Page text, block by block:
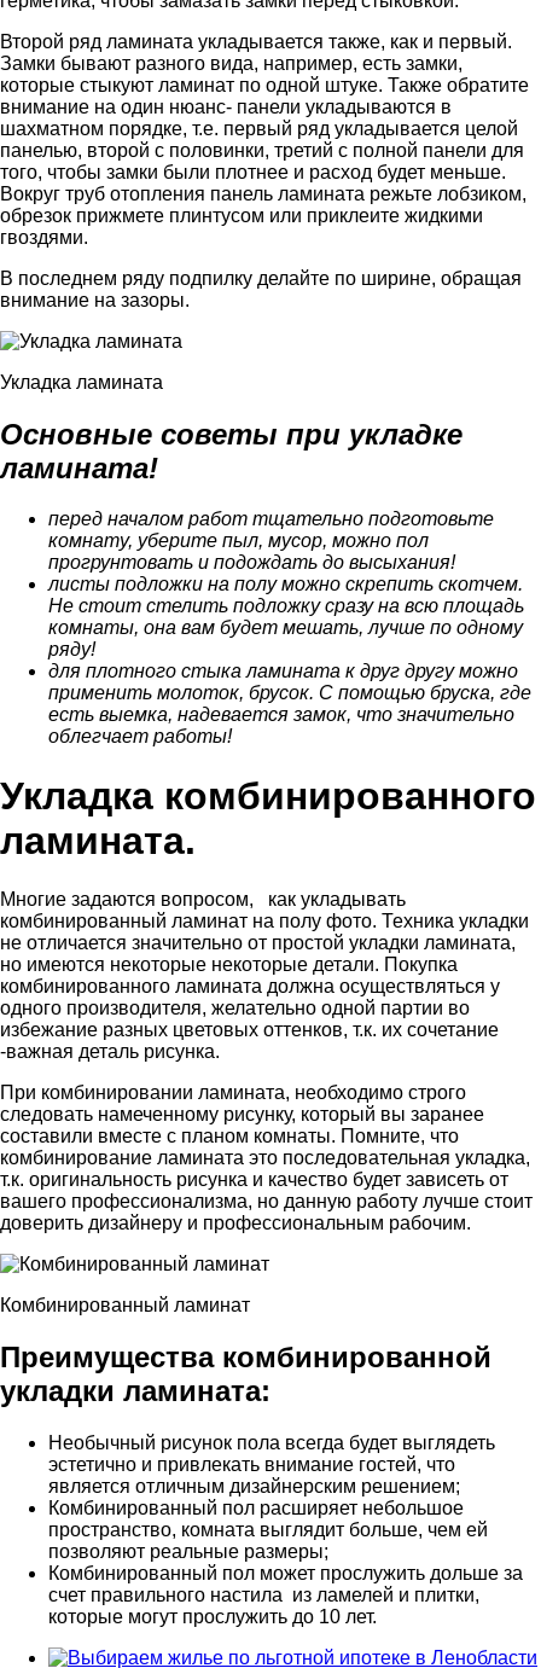
Второй ряд ламината укладывается также, как и первый.
Замки бывают разного вида, например, есть замки,
которые стыкуют ламинат по одной штуке. Также обратите
внимание на один нюанс- панели укладываются в
шахматном порядке, т.е. первый ряд укладывается целой
панелью, второй с половинки, третий с полной панели для
того, чтобы замки были плотнее и расход будет меньше.
Вокруг труб отопления панель ламината режьте лобзиком,
обрезок прижмете плинтусом или приклеите жидкими
гвоздями.
В последнем ряду подпилку делайте по ширине, обращая
внимание на зазоры.
Укладка ламината
Основные советы при укладке
ламината!
перед началом работ тщательно подготовьте
комнату, уберите пыл, мусор, можно пол
прогрунтовать и подождать до высыхания!
листы подложки на полу можно скрепить скотчем.
Не стоит стелить подложку сразу на всю площадь
комнаты, она вам будет мешать, лучше по одному
ряду!
для плотного стыка ламината к друг другу можно
применить молоток, брусок. С помощью бруска, где
есть выемка, надевается замок, что значительно
облегчает работы!
Укладка комбинированного
ламината.
Многие задаются вопросом, как укладывать
комбинированный ламинат на полу фото. Техника укладки
не отличается значительно от простой укладки ламината,
но имеются некоторые некоторые детали. Покупка
комбинированного ламината должна осуществляться у
одного производителя, желательно одной партии во
избежание разных цветовых оттенков, т.к. их сочетание
-важная деталь рисунка.
При комбинировании ламината, необходимо строго
следовать намеченному рисунку, который вы заранее
составили вместе с планом комнаты. Помните, что
комбинирование ламината это последовательная укладка,
т.к. оригинальность рисунка и качество будет зависеть от
вашего профессионализма, но данную работу лучше стоит
доверить дизайнеру и профессиональным рабочим.
Комбинированный ламинат
Преимущества комбинированной
укладки ламината:
Необычный рисунок пола всегда будет выглядеть
эстетично и привлекать внимание гостей, что
является отличным дизайнерским решением;
Комбинированный пол расширяет небольшое
пространство, комната выглядит больше, чем ей
позволяют реальные размеры;
Комбинированный пол может прослужить дольше за
счет правильного настила из ламелей и плитки,
которые могут прослужить до 10 лет.